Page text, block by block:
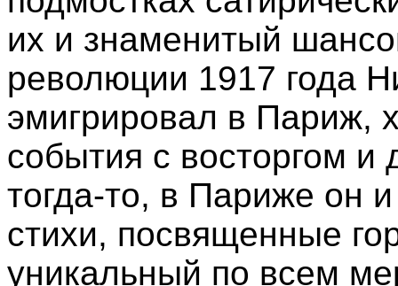
их и знаменитый
революции 1917 года
эмигрировал в Париж,
события с восторгом
тогда-то, в Париже он
стихи, посвященные
уникальный по всем